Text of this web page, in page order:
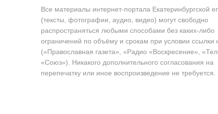
Все материалы интернет-портала Екатеринбургской
(тексты, фотографии, аудио, видео) могут свободно
распространяться любыми способами без каких-либо
ограничений по объёму и срокам при условии ссылки
(«Православная газета», «Радио «Воскресение»,
«Союз»). Никакого дополнительного согласования на
перепечатку или иное воспроизведение не требуется.